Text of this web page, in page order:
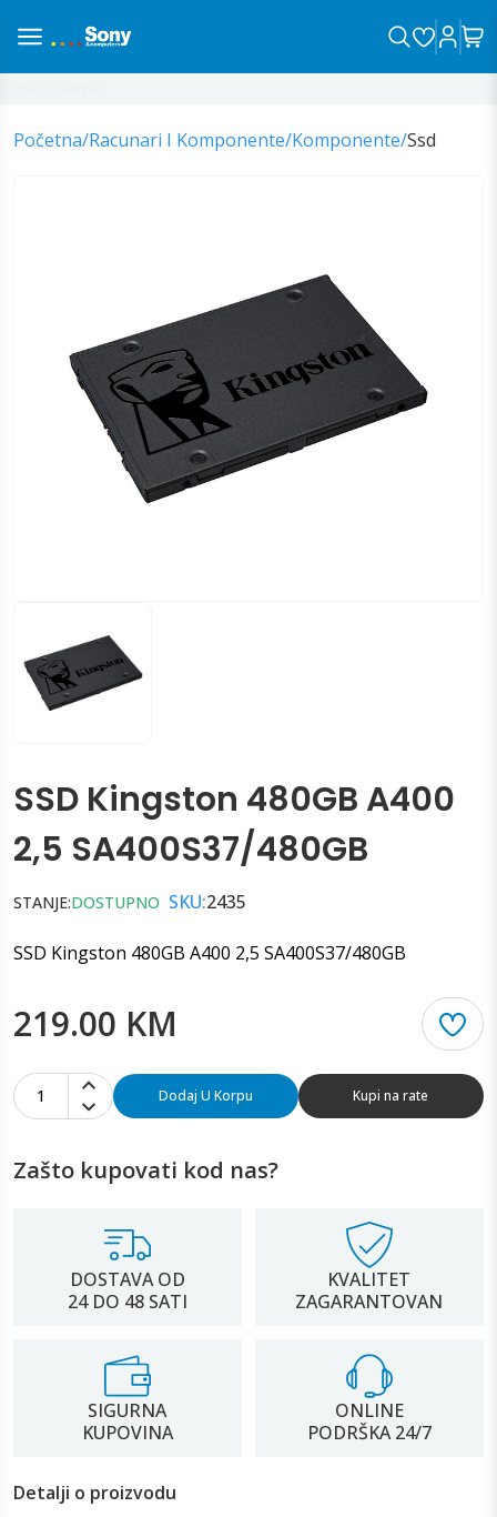
Početna/Racunari I Komponente/Komponente/Ssd
SSD Kingston 480GB A400
2,5 SA400S37/480GB
STANJE:DOSTUPNO SKU:2435
SSD Kingston 480GB A400 2,5 SA400S37/480GB
219.00 KM
1 Dodaj U Korpu Kupi na rate
Zašto kupovati kod nas?
DOSTAVA OD
24 DO 48 SATI
KVALITET
ZAGARANTOVAN
SIGURNA
KUPOVINA
ONLINE
PODRŠKA 24/7
Detalji o proizvodu